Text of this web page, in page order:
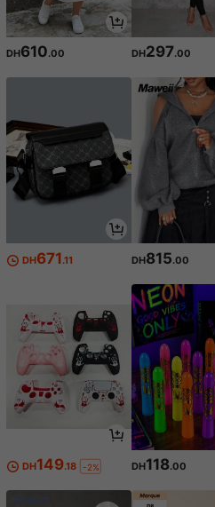
DH610.00 DH297.00
DH671.11 DH815.00
DH149.18 -2% DH118.00